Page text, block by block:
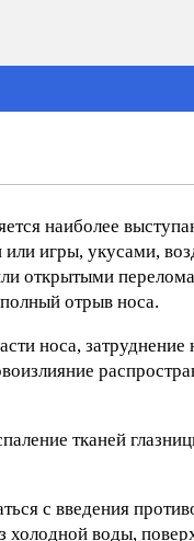
наиболее
игры, укусами,
открытыми
отрыв носа.
носа, затруднение
тканей
с введения
воды,